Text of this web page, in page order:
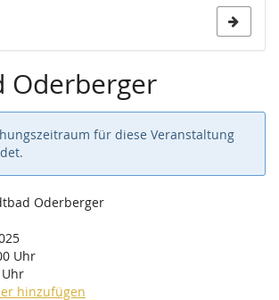
Oderberger
für diese Veranstaltung
Oderberger
Uhr
Uhr
hinzufügen